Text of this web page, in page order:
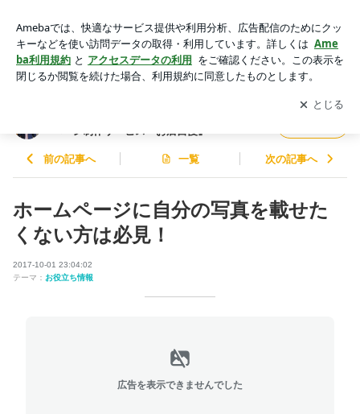
2,500件の実績！】誰でも簡単♪ホームページ制作サービス『お
店自慢』
アプリをダウンロードして ブログの更新通知
を受け取りまし
ょう。
開く
ページ制作サービス『お店自慢』
前の記事へ 一覧 次の記事へ
ホームページに自分の写真を載せた
くない方は必見！
2017-10-01 23:04:02
テーマ： お役立ち情報
広告を表示できませんでした